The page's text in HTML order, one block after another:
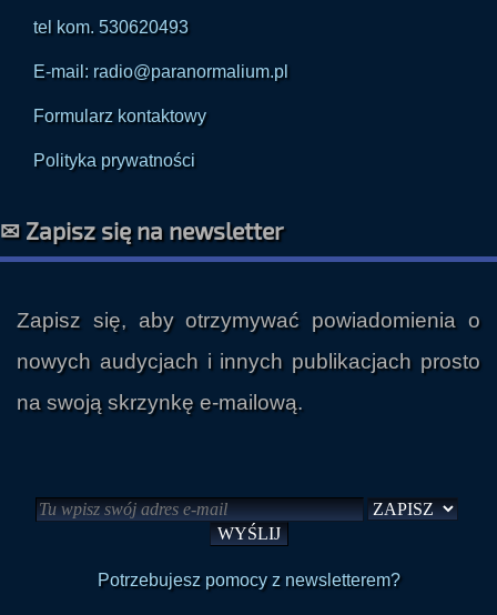
tel 32 7460008
tel kom. 530620493
E-mail: radio@paranormalium.pl
Formularz kontaktowy
Zapisz się, aby otrzymywać powiadomienia o
nowych audycjach i innych publikacjach prosto